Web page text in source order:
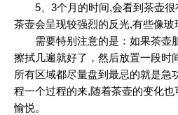
5、3个月的时间,会看到茶壶很
茶壶会呈现较强烈的反光,有些像玻
需要特别注意的是：如果茶壶
擦拭几遍就好了，然后放置一段时
所有区域都尽量盘到最忌的就是急
程一个过程的来,随着茶壶的变化
愉悦。